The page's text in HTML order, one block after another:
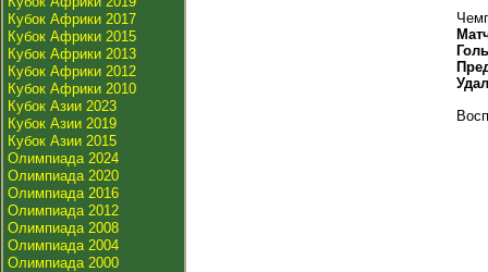
Кубок Африки 2017
Кубок Африки 2015
Кубок Африки 2013
Кубок Африки 2012
Кубок Африки 2010
Кубок Азии 2023
Кубок Азии 2019
Кубок Азии 2015
Олимпиада 2024
Олимпиада 2020
Олимпиада 2016
Олимпиада 2012
Олимпиада 2008
Олимпиада 2004
Олимпиада 2000